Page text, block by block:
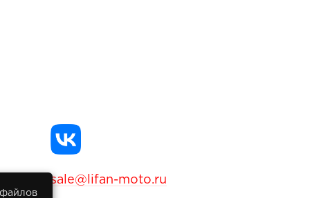
sale@lifan-moto.ru
файлов